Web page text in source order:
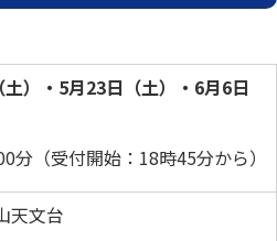
）・5月23日（土）・6月6日
分（受付開始：18時45分から）
天文台